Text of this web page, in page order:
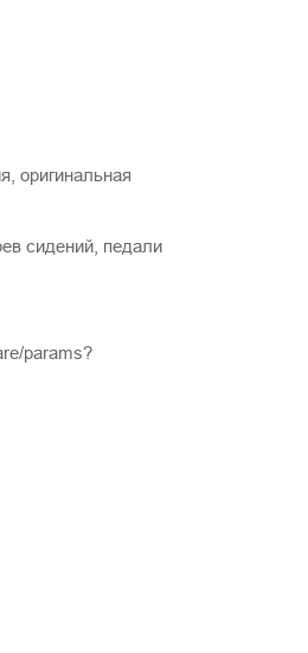
оригинальная
сидений, педали
params?